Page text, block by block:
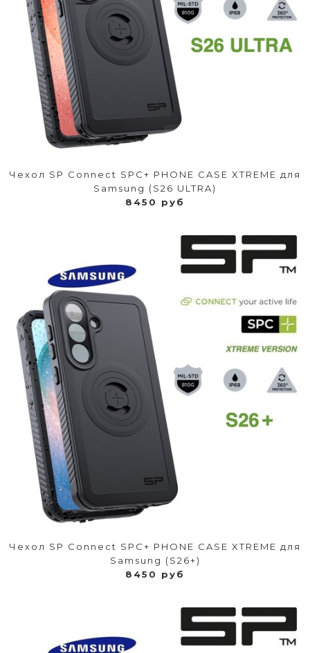
Чехол SP Connect SPC+ PHONE CASE XTREME для
Samsung (S26 ULTRA)
8450 руб
Чехол SP Connect SPC+ PHONE CASE XTREME для
Samsung (S26+)
8450 руб